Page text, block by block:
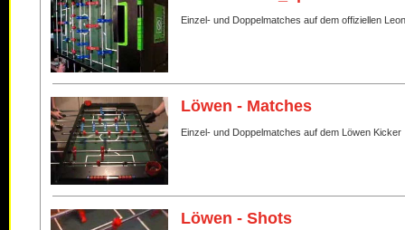
Einzel- und Doppelmatches auf dem offiziellen
Löwen - Matches
Einzel- und Doppelmatches auf dem Löwen Kicker
Löwen - Shots